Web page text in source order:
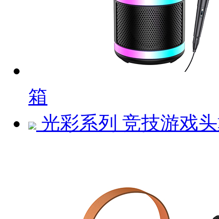
箱
光彩系列 竞技游戏